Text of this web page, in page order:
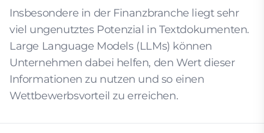
Insbesondere in der Finanzbranche liegt sehr
viel ungenutztes Potenzial in Textdokumenten.
Large Language Models (LLMs) können
Unternehmen dabei helfen, den Wert dieser
Informationen zu nutzen und so einen
Wettbewerbsvorteil zu erreichen.